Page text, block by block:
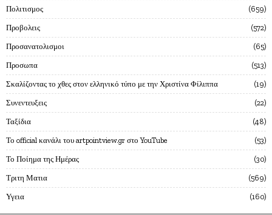
Πολιτισμος 659
Προβολεις 572
Προσανατολισμοι 65
Προσωπα 513
Σκαλίζοντας το χθες στον ελληνικό τύπο με την Χριστίνα Φίλιππα 19
Συνεντευξεις 22
Ταξίδια 48
Το official κανάλι του artpointview.gr στο YouTube 53
Το Ποίημα της Ημέρας 30
Τριτη Ματια 569
Υγεια 160